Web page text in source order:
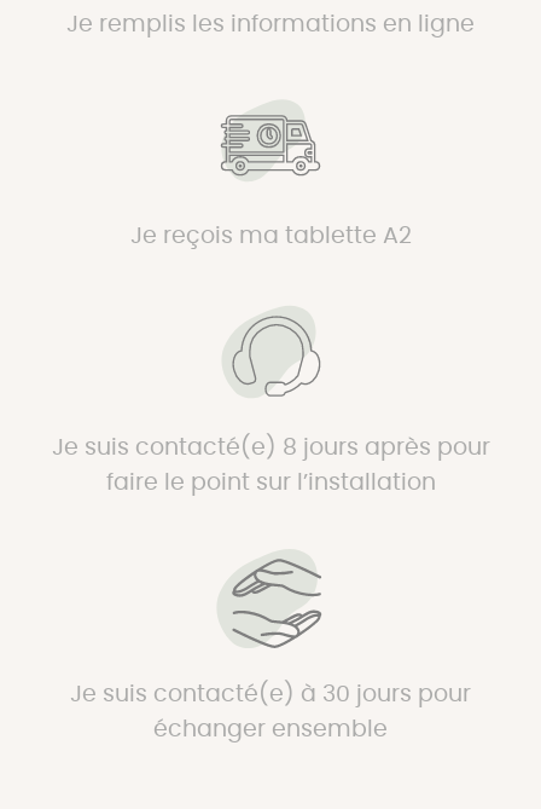
Je remplis les informations en ligne
Je reçois ma tablette A2
Je suis contacté(e) 8 jours après pour
faire le point sur l’installation
Je suis contacté(e) à 30 jours pour
échanger ensemble